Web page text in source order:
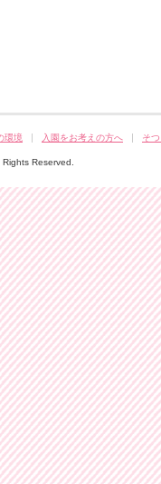
環境 入園をお考えの方へ そ
Reserved.